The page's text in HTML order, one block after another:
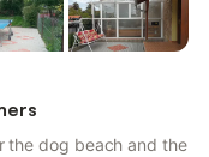
the dog beach and the